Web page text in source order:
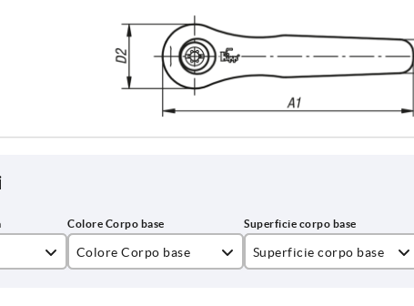
Colore Corpo base Superficie corpo base